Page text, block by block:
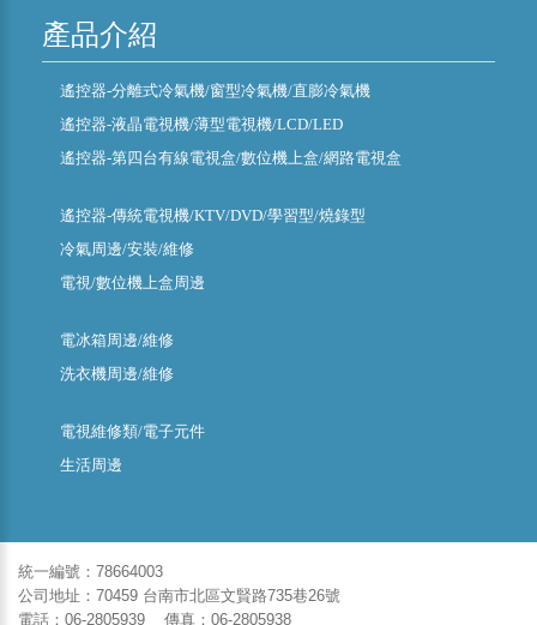
產品介紹
遙控器-分離式冷氣機/窗型冷氣機/直膨冷氣機
遙控器-液晶電視機/薄型電視機/LCD/LED
遙控器-第四台有線電視盒/數位機上盒/網路電視盒
遙控器-傳統電視機/KTV/DVD/學習型/燒錄型
冷氣周邊/安裝/維修
電視/數位機上盒周邊
電冰箱周邊/維修
洗衣機周邊/維修
電視維修類/電子元件
生活周邊
統一編號：78664003
公司地址：70459 台南市北區文賢路735巷26號
電話：06-2805939 傳真：06-2805938